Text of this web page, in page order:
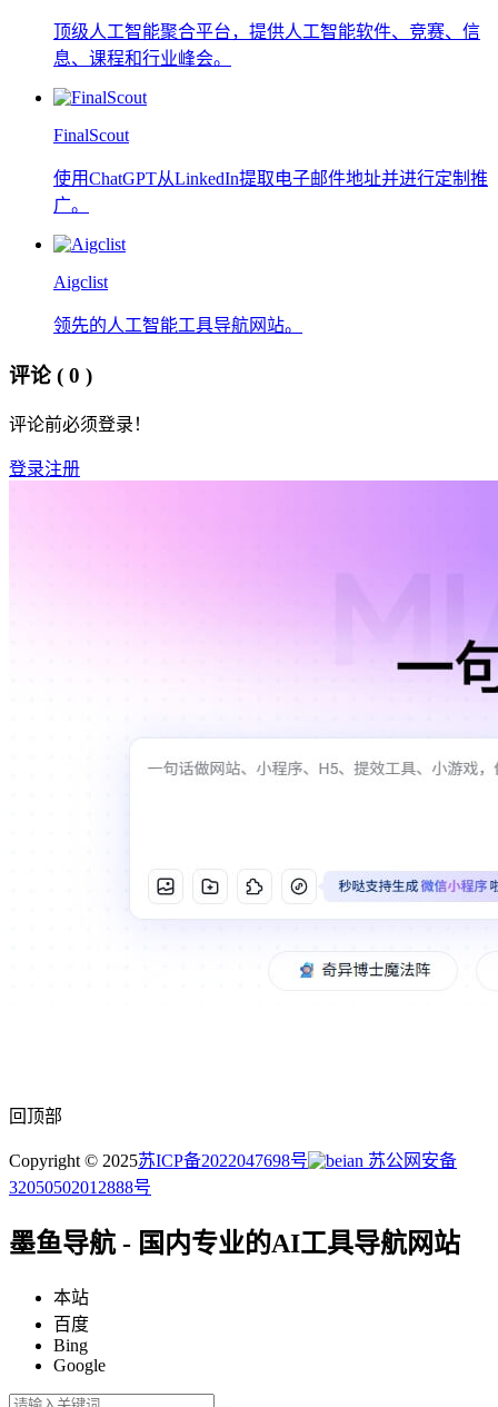
顶级人工智能聚合平台，提供人工智能软件、竞赛、信
息、课程和行业峰会。
FinalScout
使用ChatGPT从LinkedIn提取电子邮件地址并进行定制推
广。
Aigclist
领先的人工智能工具导航网站。
评论 ( 0 )
评论前必须登录！
登录注册
回顶部
Copyright © 2025苏ICP备2022047698号
苏公网安备
32050502012888号
墨鱼导航 - 国内专业的AI工具导航网站
本站
百度
Bing
Google